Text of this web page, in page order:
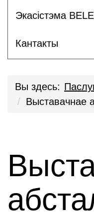
Экасістэма
Кантакты
Вы здесь:
Выставачнае